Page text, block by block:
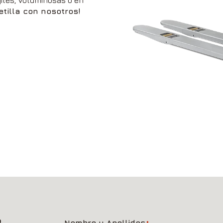
con nosotros!